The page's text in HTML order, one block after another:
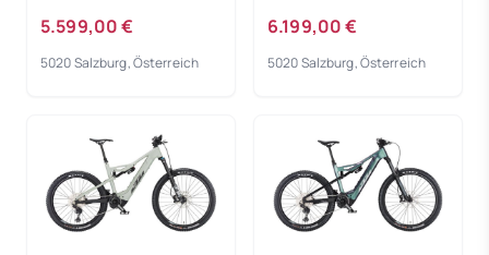
5.599,00 €
5020 Salzburg, Österreich
6.199,00 €
5020 Salzburg, Österreich